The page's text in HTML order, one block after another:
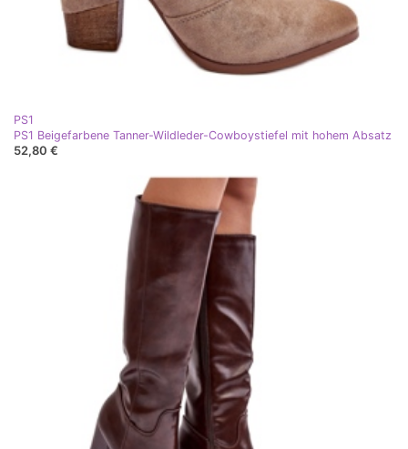
PS1
PS1 Beigefarbene Tanner-Wildleder-Cowboystiefel mit hohem Absatz
52,80 €